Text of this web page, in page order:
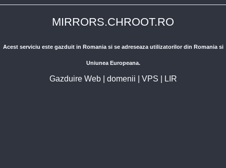
MIRRORS.CHROOT.RO
Acest serviciu este gazduit in Romania si se adreseaza utilizatorilor din Romania si
Uniunea Europeana.
Gazduire Web| domenii VPS LIR